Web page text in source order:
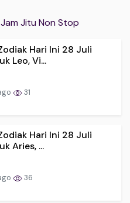
Jitu Non Stop
Hari Ini 28 Juli
Leo, Vi...
31
Hari Ini 28 Juli
Aries, ...
36